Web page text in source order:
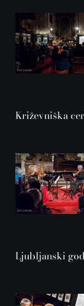
Križevniška
Ljubljanski